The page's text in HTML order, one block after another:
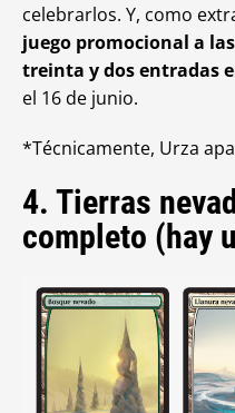
celebrarlos. Y, como
juego promocional a
treinta y dos entradas
el 16 de junio.
*Técnicamente, Urza
4. Tierras
completo (hay